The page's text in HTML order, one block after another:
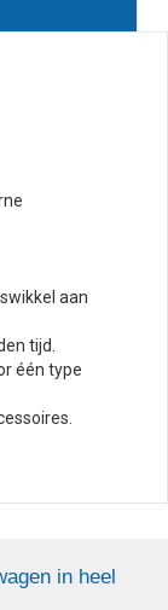
aan
tijd.
één type
in heel